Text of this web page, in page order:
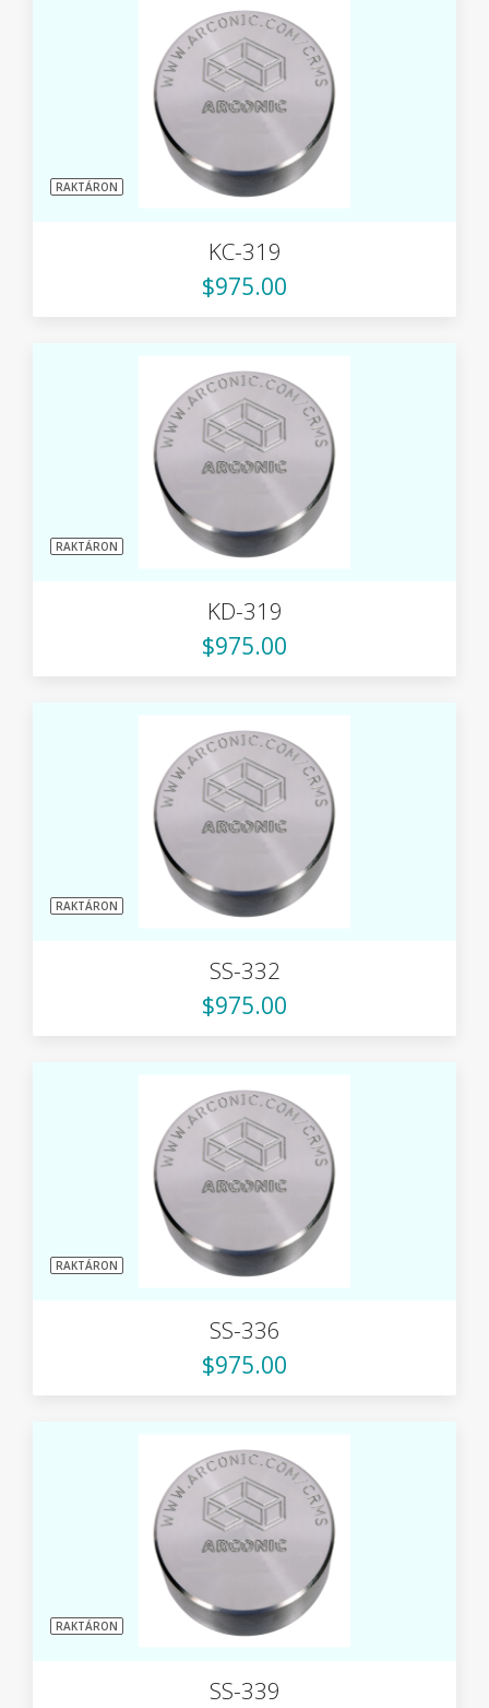
RAKTÁRON
KC-319
$975.00
RAKTÁRON
KD-319
$975.00
RAKTÁRON
SS-332
$975.00
RAKTÁRON
SS-336
$975.00
RAKTÁRON
SS-339